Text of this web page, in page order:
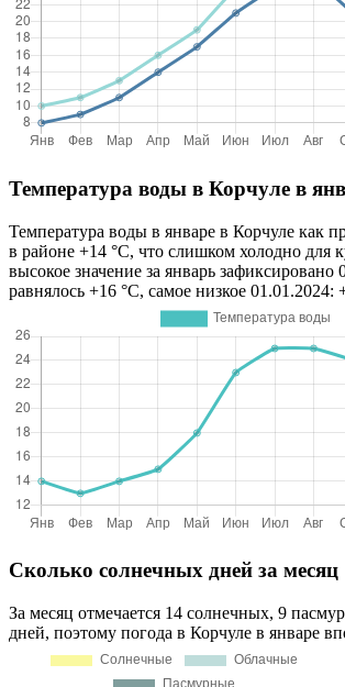
Температура воды в Корчуле в
Температура воды в январе в Корчуле как
в районе +14 °C, что слишком холодно для
высокое значение за январь зафиксировано
равнялось +16 °C, самое низкое 01.01.2024:
Сколько солнечных дней за месяц
За месяц отмечается 14 солнечных, 9
дней, поэтому погода в Корчуле в январе